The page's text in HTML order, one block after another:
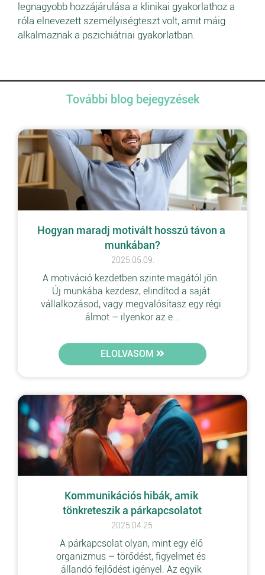
legnagyobb hozzájárulása a klinikai gyakorlathoz a
róla elnevezett személyiségteszt volt, amit máig
alkalmaznak a pszichiátriai gyakorlatban.
További blog bejegyzések
Hogyan maradj motivált hosszú távon a
munkában?
2025.05.09.
A motiváció kezdetben szinte magától jön.
Új munkába kezdesz, elindítod a saját
vállalkozásod, vagy megvalósítasz egy régi
álmot – ilyenkor az e...
ELOLVASOM
Kommunikációs hibák, amik
tönkreteszik a párkapcsolatot
2025.04.25.
A párkapcsolat olyan, mint egy élő
organizmus – törődést, figyelmet és
állandó fejlődést igényel. Az egyik